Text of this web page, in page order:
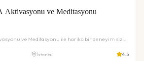
Aktivasyonu ve Meditasyonu
ve Meditasyonu ile harika bir deneyim sizi
İstanbul 4.5